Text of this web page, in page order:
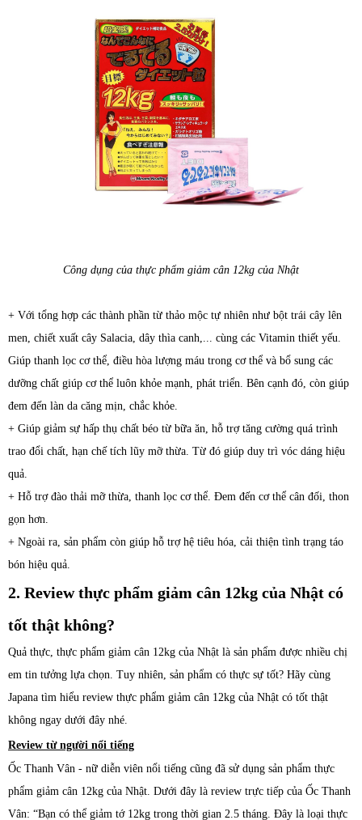
Công dụng của thực phẩm giảm cân 12kg của Nhật
+ Với tổng hợp các thành phần từ thảo mộc tự nhiên như bột trái cây lên
men, chiết xuất cây Salacia, dây thìa canh,... cùng các Vitamin thiết yếu.
Giúp thanh lọc cơ thể, điều hòa lượng máu trong cơ thể và bổ sung các
dưỡng chất giúp cơ thể luôn khỏe mạnh, phát triển. Bên cạnh đó, còn giúp
đem đến làn da căng mịn, chắc khỏe.
+ Giúp giảm sự hấp thụ chất béo từ bữa ăn, hỗ trợ tăng cường quá trình
trao đổi chất, hạn chế tích lũy mỡ thừa. Từ đó giúp duy trì vóc dáng hiệu
quả.
+ Hỗ trợ đào thải mỡ thừa, thanh lọc cơ thể. Đem đến cơ thể cân đối, thon
gọn hơn.
+ Ngoài ra, sản phẩm còn giúp hỗ trợ hệ tiêu hóa, cải thiện tình trạng táo
bón hiệu quả.
2. Review thực phẩm giảm cân 12kg của Nhật có
tốt thật không?
Quả thực, thực phẩm giảm cân 12kg của Nhật là sản phẩm được nhiều chị
em tin tưởng lựa chọn. Tuy nhiên, sản phẩm có thực sự tốt? Hãy cùng
Japana tìm hiểu review thực phẩm giảm cân 12kg của Nhật có tốt thật
không ngay dưới đây nhé.
Review từ người nổi tiếng
Ốc Thanh Vân - nữ diễn viên nổi tiếng cũng đã sử dụng sản phẩm thực
phẩm giảm cân 12kg của Nhật. Dưới đây là review trực tiếp của Ốc Thanh
Vân: “Bạn có thể giảm tớ 12kg trong thời gian 2.5 tháng. Đây là loại thực